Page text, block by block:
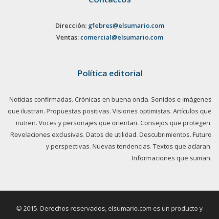
Dirección: gfebres@elsumario.com
Ventas: comercial@elsumario.com
Política editorial
Noticias confirmadas. Crónicas en buena onda. Sonidos e imágenes
que ilustran. Propuestas positivas. Visiones optimistas. Artículos que
nutren. Voces y personajes que orientan. Consejos que protegen.
Revelaciones exclusivas. Datos de utilidad. Descubrimientos. Futuro
y perspectivas. Nuevas tendencias. Textos que aclaran.
Informaciones que suman.
© 2015. Derechos reservados, elsumario.com es un producto y